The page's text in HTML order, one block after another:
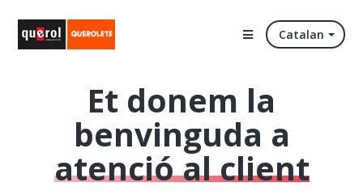
Catalan
Et donem la
benvinguda a
atenció al client